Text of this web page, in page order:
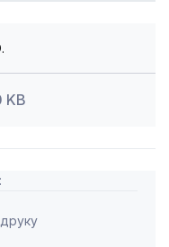
KB